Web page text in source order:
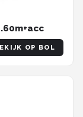
OP BOL